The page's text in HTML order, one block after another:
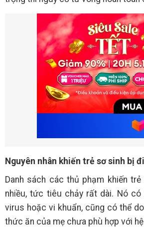
Nguyên nhân khiến trẻ sơ sinh bị
Danh sách các thủ phạm khiến
nhiều, tức tiêu chảy rất dài. Nó có
virus hoặc vi khuẩn, cũng có thể
thức ăn của mẹ chưa phù hợp với